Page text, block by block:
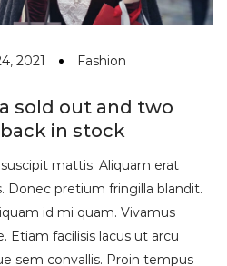
2021 Fashion
sold out and two
in stock
mattis. Aliquam erat
Donec pretium fringilla blandit.
id mi quam. Vivamus
Etiam facilisis lacus ut arcu
sem convallis. Proin tempus